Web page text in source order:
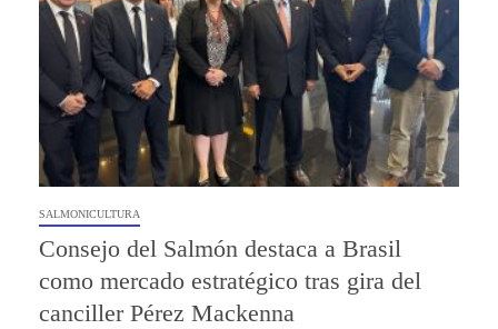
SALMONICULTURA
Consejo del Salmón destaca a Brasil
como mercado estratégico tras gira del
canciller Pérez Mackenna